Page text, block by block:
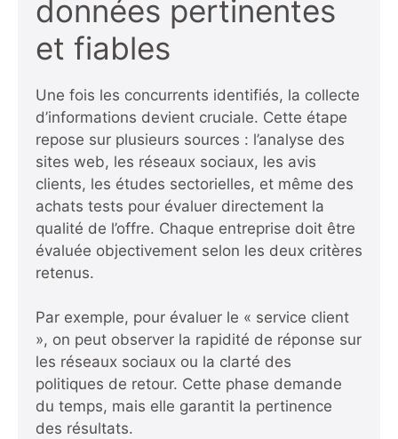
données pertinentes
et fiables
Une fois les concurrents identifiés, la collecte
d’informations devient cruciale. Cette étape
repose sur plusieurs sources : l’analyse des
sites web, les réseaux sociaux, les avis
clients, les études sectorielles, et même des
achats tests pour évaluer directement la
qualité de l’offre. Chaque entreprise doit être
évaluée objectivement selon les deux critères
retenus.
Par exemple, pour évaluer le « service client
», on peut observer la rapidité de réponse sur
les réseaux sociaux ou la clarté des
politiques de retour. Cette phase demande
du temps, mais elle garantit la pertinence
des résultats.